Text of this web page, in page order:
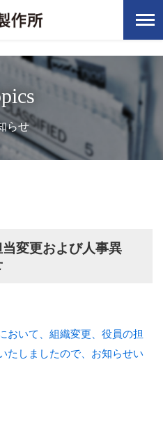
らせ
変更および人事異
おいて、組織変更、役員の担
たしましたので、お知らせい